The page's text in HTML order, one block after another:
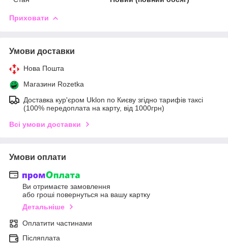
Приховати
Умови доставки
Нова Пошта
Магазини Rozetka
Доставка кур'єром Uklon по Києву згідно тарифів таксі
(100% передоплата на карту, від 1000грн)
Всі умови доставки
Умови оплати
Ви отримаєте замовлення
або гроші повернуться на вашу картку
Детальніше
Оплатити частинами
Післяплата